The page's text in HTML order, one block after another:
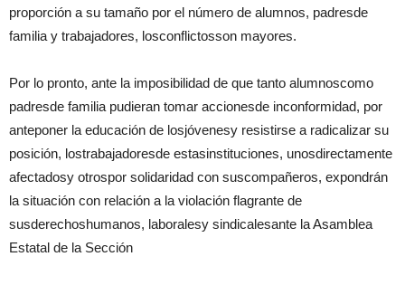
proporción a su tamaño por el número de alumnos, padresde
familia y trabajadores, losconflictosson mayores.
Por lo pronto, ante la imposibilidad de que tanto alumnoscomo
padresde familia pudieran tomar accionesde inconformidad, por
anteponer la educación de losjóvenesy resistirse a radicalizar su
posición, lostrabajadoresde estasinstituciones, unosdirectamente
afectadosy otrospor solidaridad con suscompañeros, expondrán
la situación con relación a la violación flagrante de
susderechoshumanos, laboralesy sindicalesante la Asamblea
Estatal de la Sección